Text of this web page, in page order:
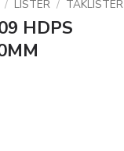
/ LISTER / TAKLISTER
HDPS